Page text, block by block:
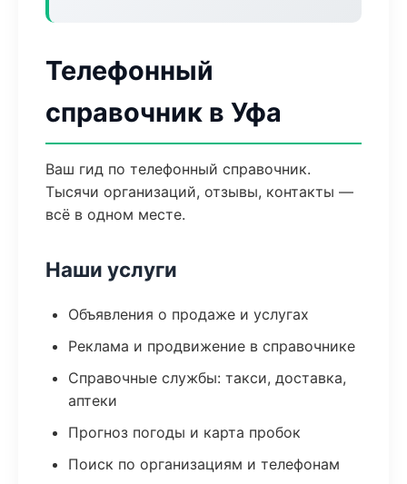
Телефонный
справочник в Уфа
Ваш гид по телефонный справочник.
Тысячи организаций, отзывы, контакты —
всё в одном месте.
Наши услуги
Объявления о продаже и услугах
Реклама и продвижение в справочнике
Справочные службы: такси, доставка,
аптеки
Прогноз погоды и карта пробок
Поиск по организациям и телефонам